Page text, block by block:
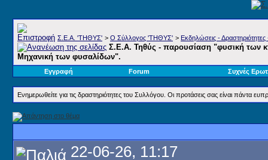
Σ.E.A. 'ΤΗΘΥΣ' > Ο Σύλλογος 'ΤΗΘΥΣ' > Εκδηλώσεις -
Σ.Ε.Α. Τηθύς - παρουσίαση "φυσική των
Μηχανική των φυσαλίδων".
Εγγραφή Forum Συχνές
Ενημερωθείτε για τις δραστηριότητες του Συλλόγου. Οι προτάσεις σας είναι πάντα
22-06-26, 11:17